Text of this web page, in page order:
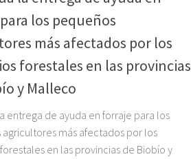
los pequeños
más afectados por los
forestales en las provincias
y Malleco
entrega de ayuda en forraje para los
más afectados por los
en las provincias de Biobío y